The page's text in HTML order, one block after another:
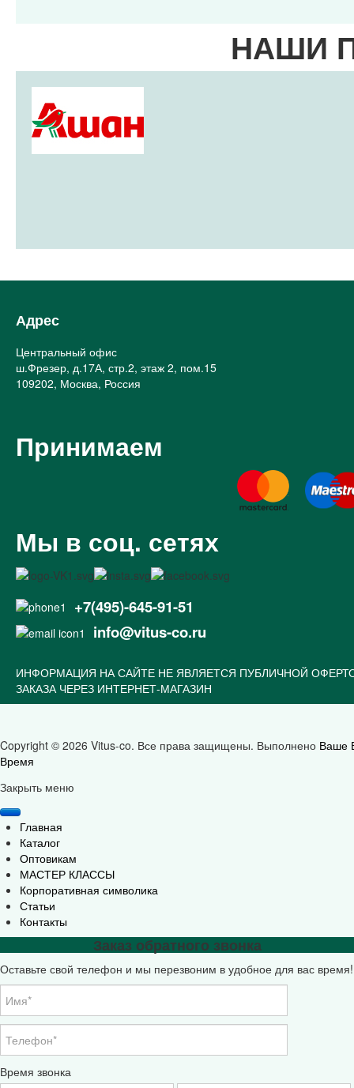
НАШИ
Адрес
Центральный офис
ш.Фрезер, д.17А, стр.2, этаж 2, пом.15
109202, Москва, Россия
Принимаем
Мы в соц. сетях
+7(495)-645-91-51
info@vitus-co.ru
ИНФОРМАЦИЯ НА САЙТЕ НЕ ЯВЛЯЕТСЯ ПУБЛИЧНОЙ
ЗАКАЗА ЧЕРЕЗ ИНТЕРНЕТ-МАГАЗИН
Copyright © 2026 Vitus-co. Все права защищены. Выполнено Ваше
Время
Закрыть меню
Главная
Каталог
Оптовикам
МАСТЕР КЛАССЫ
Корпоративная символика
Статьи
Контакты
Заказ обратного звонка
Оставьте свой телефон и мы перезвоним в удобное для вас время!
Время звонка